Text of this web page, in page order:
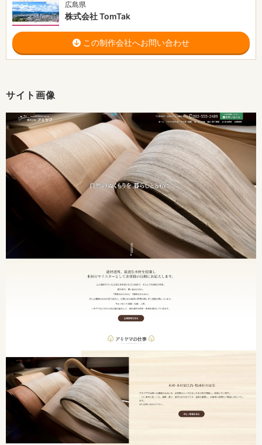
サイト画像
広島県
株式会社 TomTak
この制作会社へお問い合わせ